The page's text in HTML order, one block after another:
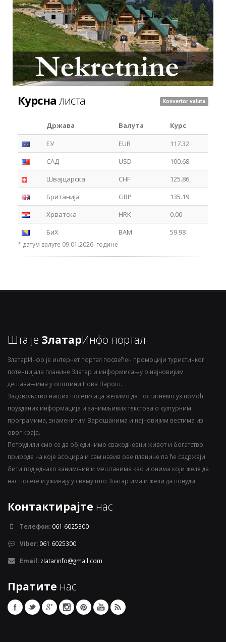
Курсна листа Konvertor valuta
Држава Валута
Курс
ЕУ
EUR
117.32
САД
USD
100.68
Швајцарска
CHF
125.86
Британија
GBP
135.19
Хрватска
HRK
0.00
БиХ
BAM 59.98
* датум валуте 09.01.2026. године
Шта је ЗлатарИнфо портал
ЗлатарИнфо је интернет портал посвећен промоцији туристичког
потенцијала планине Златар и информисању о најновијим
дешавањима у општини Нова Варош.
Задовољство наших посетилаца желимо да постигнемо уз помоћ
поузданих информација и занимљивих текстова о културним
програмима, знаменитим Варошанима и најновијим вестима из
овог краја.
Потрудили смо се да објединимо свакодневни живот и богатство
природе на које асоцира и сам назив ове планине па ће садржаји
бити подједнако занимљив и мештанима као и онима који желе да
нас посете и уживају у свему што Златар има и жели да понуди.
Контактирајте нас
Телефон: 061 6025300
Viber: 061 6025300
Email: zlatarinfo@gmail.com
Пратите нас